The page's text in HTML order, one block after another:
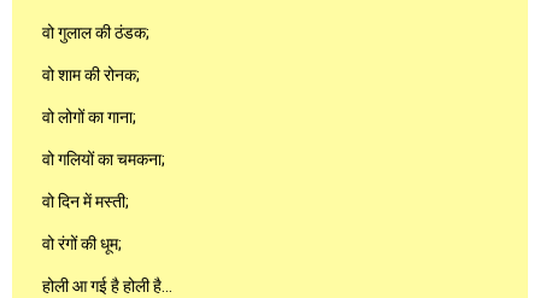
वो गुलाल की ठंडक;
वो शाम की रोनक;
वो लोगों का गाना;
वो गलियों का चमकना;
वो दिन में मस्ती;
वो रंगों की धूम;
होली आ गई है होली है…